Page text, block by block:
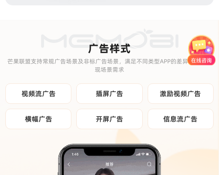
广告样式
芒果联盟支持常规广告场景及非标广告场景，满足不同类型APP的差异化广告变
现场景需求
视频流广告 插屏广告 激励视频广告
横幅广告 开屏广告 信息流广告